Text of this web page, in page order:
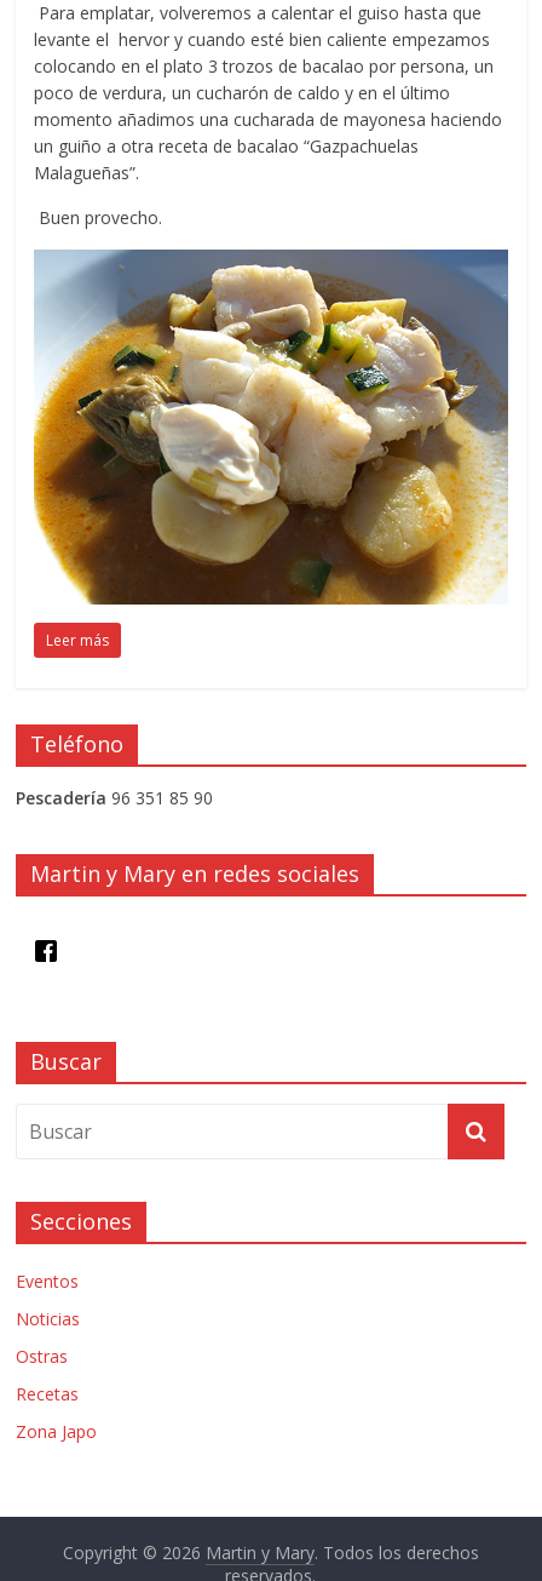
Para emplatar, volveremos a calentar el guiso hasta que
levante el hervor y cuando esté bien caliente empezamos
colocando en el plato 3 trozos de bacalao por persona, un
poco de verdura, un cucharón de caldo y en el último
momento añadimos una cucharada de mayonesa haciendo
un guiño a otra receta de bacalao “Gazpachuelas
Malagueñas”.
Buen provecho.
Leer más
Teléfono
Pescadería 96 351 85 90
Martin y Mary en redes sociales
Buscar
Secciones
Eventos
Noticias
Ostras
Recetas
Zona Japo
Copyright © 2026 Martin y Mary. Todos los derechos
reservados.